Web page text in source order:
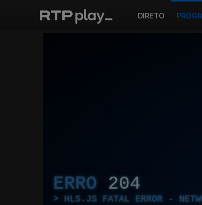
DIRETO
ERRO 204
HLS.JS FATAL ERROR -